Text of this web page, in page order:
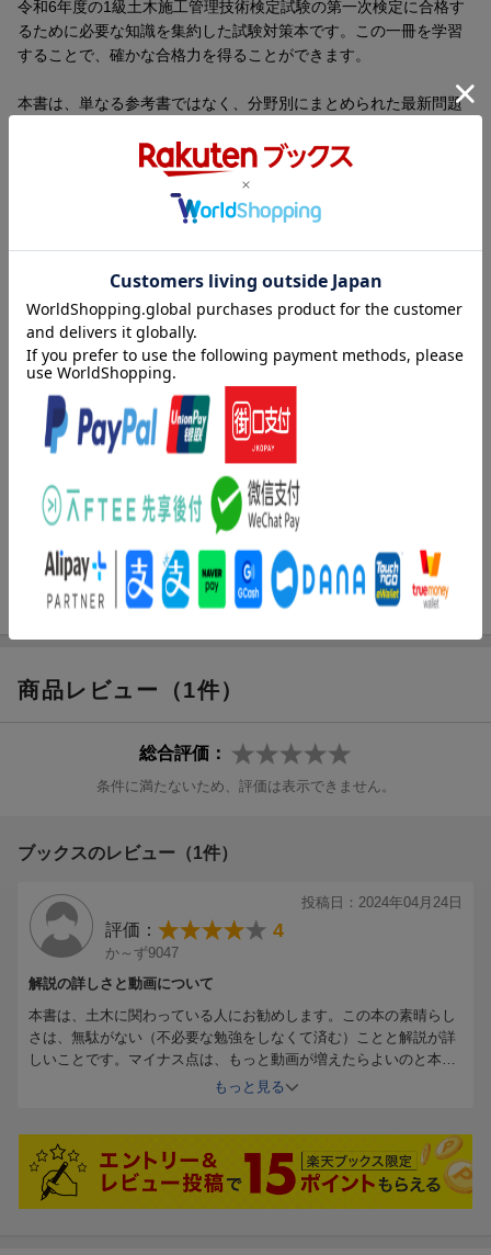
令和6年度の1級土木施工管理技術検定試験の第一次検定に合格す
るために必要な知識を集約した試験対策本です。この一冊を学習
することで、確かな合格力を得ることができます。
本書は、単なる参考書ではなく、分野別にまとめられた最新問題
の一冊を学習することで、国家資格を取得できるだけの実力を短
期間で効率よく身につけることができます。本書では、令和5年度
から平成28年度(過去8年間)に出題されたすべての問題について、
分かりやすく丁寧な解説を提供しています。解説では図を多用し
ているため、直感的な理解ができるようになっています。
短期集中ターゲット学習！ 本書に掲載されている「完全合格タ
ーゲット」では、試験問題の要点を徹底的に集約し、その解答ポ
イントを短文と図でまとめています。
合格直結！短期集中ターゲット学習
初めてでも分かりやすい！ 動画で学ぶ本！
1級土木施工管理技術検定試験 第一次検定 受検ガイダンス
完全合格ターゲット 重要事項を集約！
分野別 最新問題解説
第1分野 土木一般
第3分野 土木法規
第4分野 施工管理（施工管理法応用能力を含む）
内容紹介（「BOOK」データベースより）
施工管理法（応用能力）の問題を徹底解説。
目次（「BOOK」データベースより）
合格直結！短期集中ターゲット学習（初めてでも分かりやすい！
動画で学ぶ本！／１級土木施工管理技術検定試験 第一次検定
受験ガイダンス／完全合格ターゲット 重要事項を集約！）／分
野別最新問題解説（土木一般／専門土木／土木法規／施工管理
（施工管理法応用能力を含む））／実力確認実力判定模試（１級
土木施工管理技術検定第一次検定実力判定模試）
商品レビュー（1件）
総合評価：
条件に満たないため、評価は表示できません。
ブックスのレビュー（1件）
投稿日：2024年04月24日
評価： 4
か～ず9047
解説の詳しさと動画について
本書は、土木に関わっている人にお勧めします。この本の素晴らし
さは、無駄がない（不必要な勉強をしなくて済む）ことと解説が詳
しいことです。マイナス点は、もっと動画が増えたらよいのと本の
巻末に用語対応ページがあれば言うことなしです。
もっと見る